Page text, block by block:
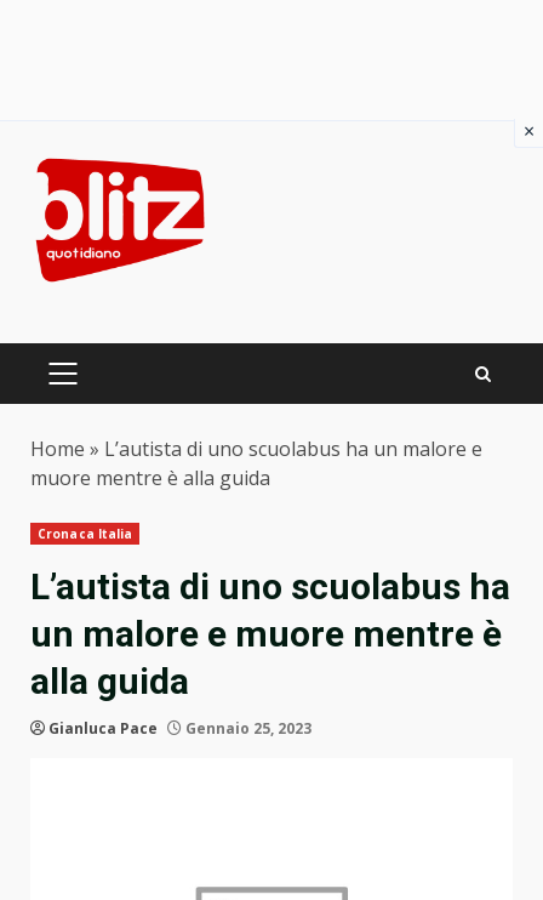
content
PRIMARY
Home » L’autista di uno scuolabus ha un malore e
muore mentre è alla guida
Cronaca Italia
L’autista di uno scuolabus ha
un malore e muore mentre è
alla guida
Gianluca Pace Gennaio 25, 2023
×